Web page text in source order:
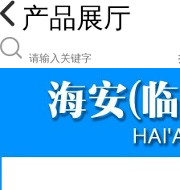
产品展厅